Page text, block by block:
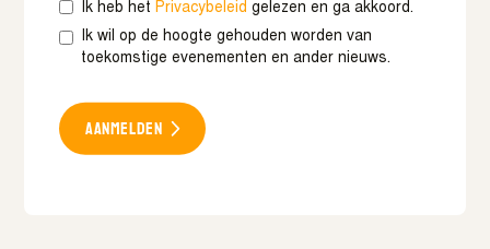
Ik heb het Privacybeleid gelezen en ga akkoord.
Ik wil op de hoogte gehouden worden van
toekomstige evenementen en ander nieuws.
Aanmelden